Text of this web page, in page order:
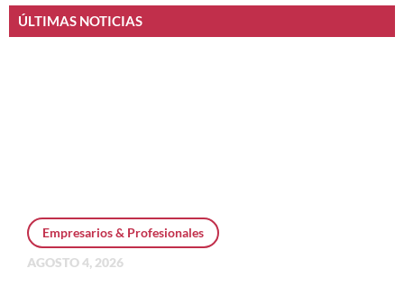
ÚLTIMAS NOTICIAS
Empresarios & Profesionales
AGOSTO 4, 2026